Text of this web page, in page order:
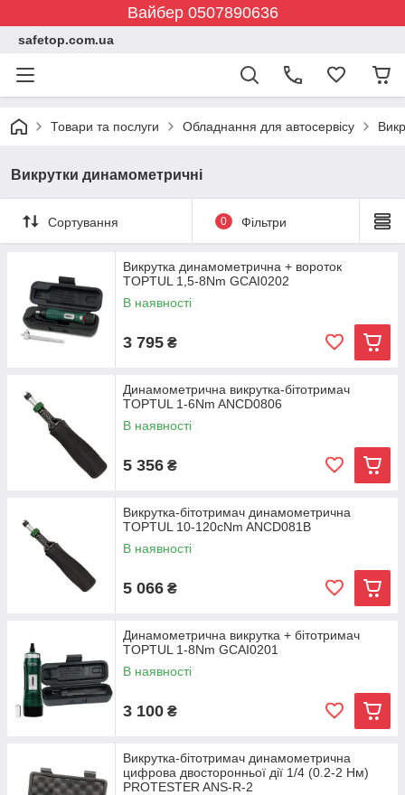
Вайбер 0507890636
safetop.com.ua
Товари та послуги Обладнання для автосервісу
Викрутки динамометричні
Сортування 0 Фільтри
Викрутка динамометрична + вороток
TOPTUL 1,5-8Nm GCAI0202
В наявності
3 795 ₴
Динамометрична викрутка-бітотримач
TOPTUL 1-6Nm ANCD0806
В наявності
5 356 ₴
Викрутка-бітотримач динамометрична
TOPTUL 10-120cNm ANCD081B
В наявності
5 066 ₴
Динамометрична викрутка + бітотримач
TOPTUL 1-8Nm GCAI0201
В наявності
3 100 ₴
Викрутка-бітотримач динамометрична
цифрова двосторонньої дії 1/4 (0.2-2 Нм)
PROTESTER ANS-R-2